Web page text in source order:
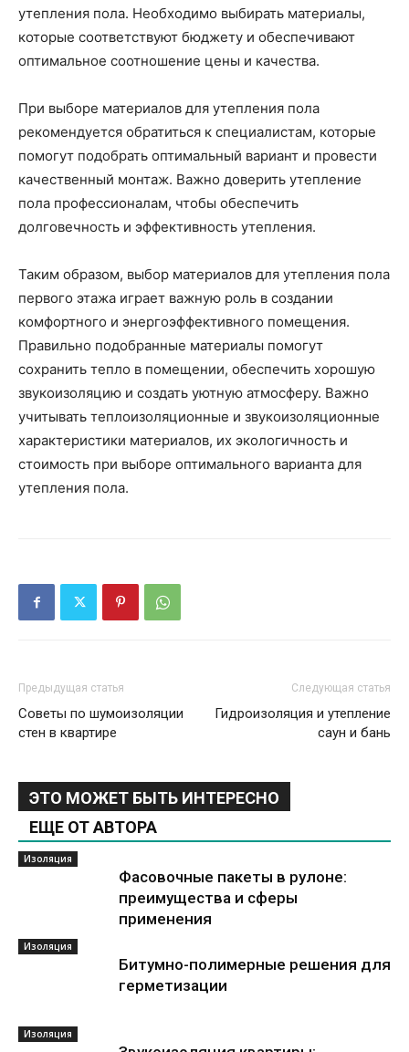
утепления пола. Необходимо выбирать материалы,
которые соответствуют бюджету и обеспечивают
оптимальное соотношение цены и качества.
При выборе материалов для утепления пола
рекомендуется обратиться к специалистам, которые
помогут подобрать оптимальный вариант и провести
качественный монтаж. Важно доверить утепление
пола профессионалам, чтобы обеспечить
долговечность и эффективность утепления.
Таким образом, выбор материалов для утепления пола
первого этажа играет важную роль в создании
комфортного и энергоэффективного помещения.
Правильно подобранные материалы помогут
сохранить тепло в помещении, обеспечить хорошую
звукоизоляцию и создать уютную атмосферу. Важно
учитывать теплоизоляционные и звукоизоляционные
характеристики материалов, их экологичность и
стоимость при выборе оптимального варианта для
утепления пола.
Предыдущая статья
Советы по шумоизоляции
стен в квартире
Следующая статья
Гидроизоляция и утепление
саун и бань
ЭТО МОЖЕТ БЫТЬ ИНТЕРЕСНО
ЕЩЕ ОТ АВТОРА
Изоляция
Фасовочные пакеты в рулоне:
преимущества и сферы
применения
Изоляция
Битумно-полимерные решения для
герметизации
Изоляция